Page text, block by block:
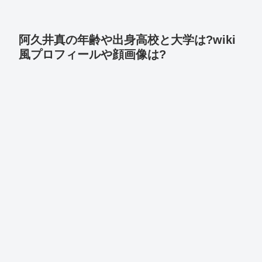
阿久井真の年齢や出身高校と大学は?wiki
風プロフィールや顔画像は?